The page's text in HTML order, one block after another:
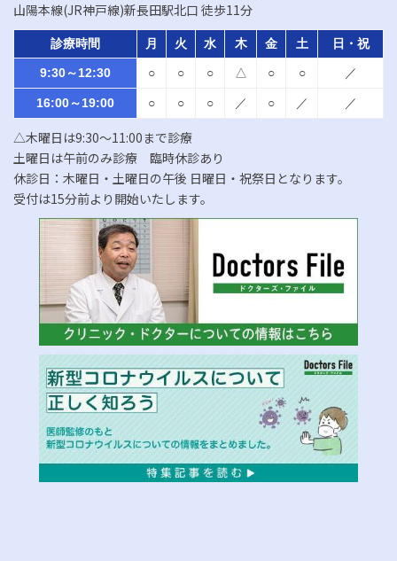
山陽本線(JR神戸線)新長田駅北口 徒歩11分
診療時間 月 火 水 木 金 土 日・祝
9:30～12:30 ○ ○ ○ △ ○ ○ ／
16:00～19:00 ○ ○ ○ ／ ○ ／ ／
△木曜日は9:30～11:00まで診療
土曜日は午前のみ診療 臨時休診あり
休診日：木曜日・土曜日の午後 日曜日・祝祭日となります。
受付は15分前より開始いたします。